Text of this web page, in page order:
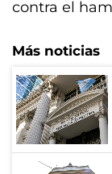
contra el
Más noticias